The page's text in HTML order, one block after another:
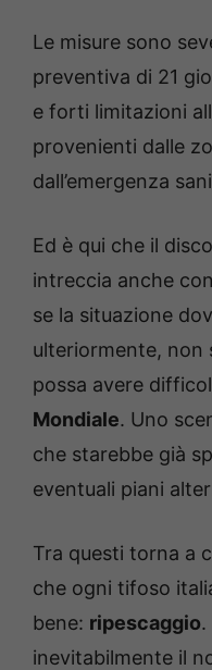
Le misure sono
preventiva di 21
e forti limitazioni
provenienti dalle
dall’emergenza
Ed è qui che il
intreccia anche
se la situazione
ulteriormente, non
possa avere
Mondiale. Uno
che starebbe già
eventuali piani
Tra questi torna a
che ogni tifoso
bene: ripescaggio.
inevitabilmente il